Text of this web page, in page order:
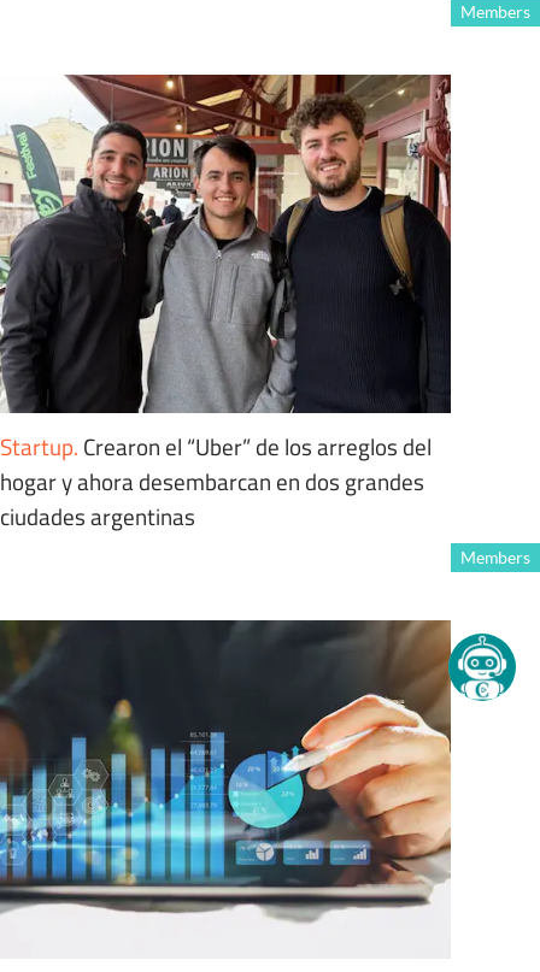
Members
Startup. Crearon el “Uber” de los arreglos del
hogar y ahora desembarcan en dos grandes
ciudades argentinas
Members